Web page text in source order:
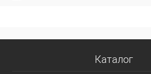
Каталог